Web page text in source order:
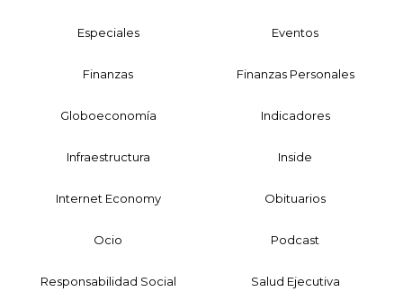
Especiales Eventos
Finanzas Finanzas Personales
Globoeconomía Indicadores
Infraestructura Inside
Internet Economy Obituarios
Ocio Podcast
Responsabilidad Social Salud Ejecutiva